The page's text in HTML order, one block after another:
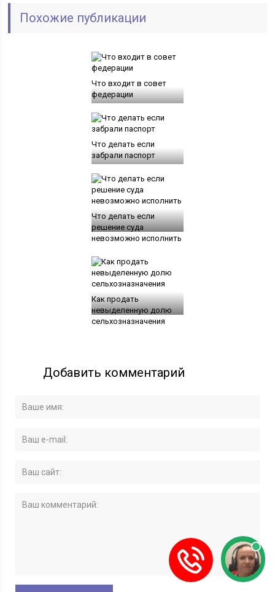
Похожие публикации
Что входит в совет
федерации
Что делать если
забрали паспорт
Что делать если
решение суда
невозможно исполнить
Как продать
невыделенную долю
сельхозназначения
Добавить комментарий